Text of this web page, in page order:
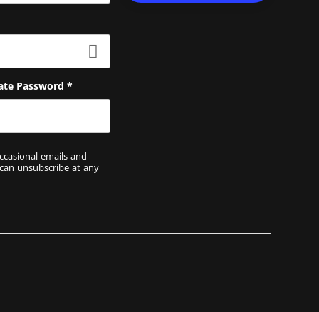
Password *
emails and
unsubscribe at any